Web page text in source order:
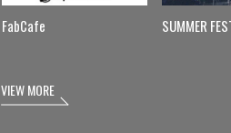
FabCafe SUMMER
VIEW MORE